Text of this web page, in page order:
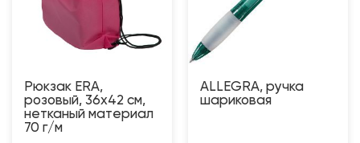
Рюкзак ERA,
розовый, 36х42 см,
нетканый материал
70 г/м
ALLEGRA, ручка
шариковая